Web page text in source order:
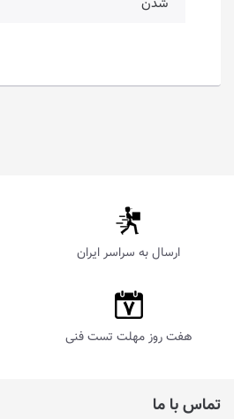
ارسال به سراسر ایران
هفت روز مهلت تست فنی
تماس با ما